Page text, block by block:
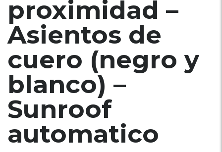
proximidad –
Asientos de
cuero (negro y
blanco) –
Sunroof
automatico